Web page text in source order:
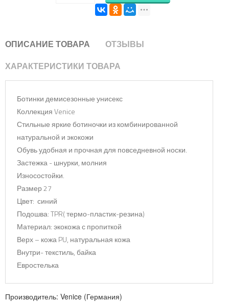
ОПИСАНИЕ ТОВАРА
ОТЗЫВЫ
ХАРАКТЕРИСТИКИ ТОВАРА
Ботинки демисезонные унисекс
Коллекция Venice
Стильные яркие ботиночки из комбинированной
натуральной и экокожи
Обувь удобная и прочная для повседневной носки.
Застежка - шнурки, молния
Износостойки.
Размер 27
Цвет: синий
Подошва: TPR( термо-пластик-резина)
Материал: экокожа с пропиткой
Верх – кожа PU, натуральная кожа
Внутри- текстиль, байка
Евростелька
Производитель: Venice (Германия)